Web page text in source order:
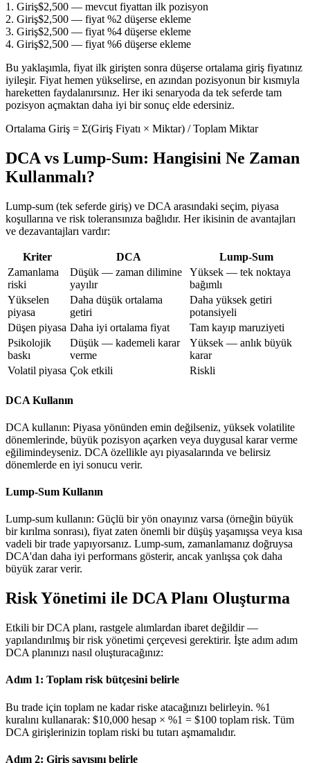
1. Giriş$2,500 — mevcut fiyattan ilk pozisyon
2. Giriş$2,500 — fiyat %2 düşerse ekleme
3. Giriş$2,500 — fiyat %4 düşerse ekleme
4. Giriş$2,500 — fiyat %6 düşerse ekleme
Bu yaklaşımla, fiyat ilk girişten sonra düşerse ortalama giriş fiyatınız
iyileşir. Fiyat hemen yükselirse, en azından pozisyonun bir kısmıyla
hareketten faydalanırsınız. Her iki senaryoda da tek seferde tam
pozisyon açmaktan daha iyi bir sonuç elde edersiniz.
Ortalama Giriş = Σ(Giriş Fiyatı × Miktar) / Toplam Miktar
DCA vs Lump-Sum: Hangisini Ne Zaman
Kullanmalı?
Lump-sum (tek seferde giriş) ve DCA arasındaki seçim, piyasa
koşullarına ve risk toleransınıza bağlıdır. Her ikisinin de avantajları
ve dezavantajları vardır:
Kriter DCA
Lump-Sum
Zamanlama
riski
Düşük — zaman dilimine
yayılır
Yüksek — tek noktaya
bağımlı
Yükselen
piyasa
Daha düşük ortalama
getiri
Daha yüksek getiri
potansiyeli
Düşen piyasa Daha iyi ortalama fiyat
Tam kayıp maruziyeti
Psikolojik
baskı
Düşük — kademeli karar
verme
Yüksek — anlık büyük
karar
Volatil piyasa Çok etkili Riskli
DCA Kullanın
DCA kullanın: Piyasa yönünden emin değilseniz, yüksek volatilite
dönemlerinde, büyük pozisyon açarken veya duygusal karar verme
eğilimindeyseniz. DCA özellikle ayı piyasalarında ve belirsiz
dönemlerde en iyi sonucu verir.
Lump-Sum Kullanın
Lump-sum kullanın: Güçlü bir yön onayınız varsa (örneğin büyük
bir kırılma sonrası), fiyat zaten önemli bir düşüş yaşamışsa veya kısa
vadeli bir trade yapıyorsanız. Lump-sum, zamanlamanız doğruysa
DCA'dan daha iyi performans gösterir, ancak yanlışsa çok daha
büyük zarar verir.
Risk Yönetimi ile DCA Planı Oluşturma
Etkili bir DCA planı, rastgele alımlardan ibaret değildir —
yapılandırılmış bir risk yönetimi çerçevesi gerektirir. İşte adım adım
DCA planınızı nasıl oluşturacağınız:
Adım 1: Toplam risk bütçesini belirle
Bu trade için toplam ne kadar riske atacağınızı belirleyin. %1
kuralını kullanarak: $10,000 hesap × %1 = $100 toplam risk. Tüm
DCA girişlerinizin toplam riski bu tutarı aşmamalıdır.
Adım 2: Giriş sayısını belirle